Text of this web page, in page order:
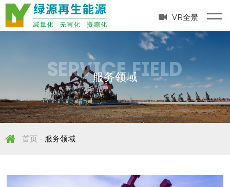
VR全景
SERVICE FIELD
服务领域
首页 - 服务领域